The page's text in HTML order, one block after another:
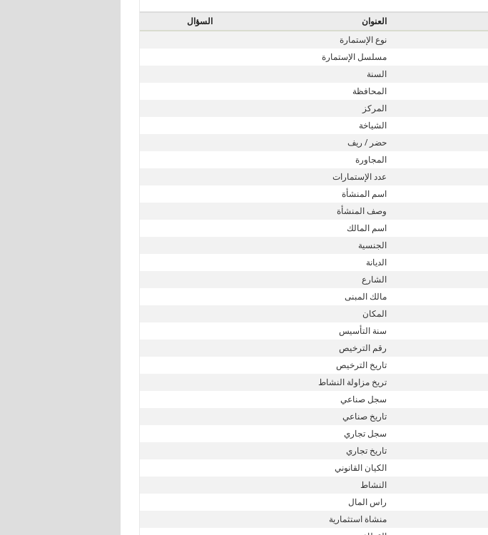
العنوان
السؤال
نوع الإستمارة
مسلسل الإستمارة
السنة
المحافظة
المركز
الشياخة
حضر / ريف
المجاورة
عدد الإستمارات
اسم المنشأة
وصف المنشأة
اسم المالك
الجنسية
الديانة
الشارع
مالك المبنى
المكان
سنة التأسيس
رقم الترخيص
تاريخ الترخيص
تريخ مزاولة النشاط
سجل صناعي
تاريخ صناعي
سجل تجاري
تاريخ تجاري
الكيان القانوني
النشاط
راس المال
منشاة استثمارية